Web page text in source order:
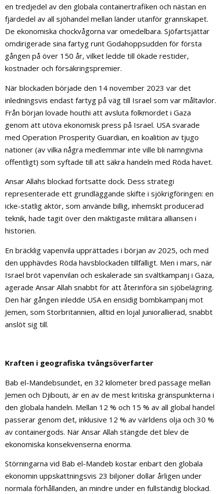
en tredjedel av den globala containertrafiken och nästan en
fjärdedel av all sjöhandel mellan länder utanför grannskapet.
De ekonomiska chockvågorna var omedelbara. Sjöfartsjättar
omdirigerade sina fartyg runt Godahoppsudden för första
gången på över 150 år, vilket ledde till ökade restider,
kostnader och försäkringspremier.
När blockaden började den 14 november 2023 var det
inledningsvis endast fartyg på väg till Israel som var måltavlor.
Från början lovade houthi att avsluta folkmordet i Gaza
genom att utöva ekonomisk press på Israel. USA svarade
med Operation Prosperity Guardian, en koalition av tjugo
nationer (av vilka några medlemmar inte ville bli namngivna
offentligt) som syftade till att säkra handeln med Röda havet.
Ansar Allahs blockad fortsatte dock. Dess strategi
representerade ett grundläggande skifte i sjökrigföringen: en
icke-statlig aktör, som använde billig, inhemskt producerad
teknik, hade tagit över den mäktigaste militära alliansen i
historien.
En bräcklig vapenvila upprättades i början av 2025, och med
den upphävdes Röda havsblockaden tillfälligt. Men i mars, när
Israel bröt vapenvilan och eskalerade sin svältkampanj i Gaza,
agerade Ansar Allah snabbt för att återinföra sin sjöbelägring.
Den här gången inledde USA en ensidig bombkampanj mot
Jemen, som Storbritannien, alltid en lojal juniorallierad, snabbt
anslöt sig till.
Kraften i geografiska tvångsöverfarter
Bab el-Mandebsundet, en 32 kilometer bred passage mellan
Jemen och Djibouti, är en av de mest kritiska gränspunkterna i
den globala handeln. Mellan 12 % och 15 % av all global handel
passerar genom det, inklusive 12 % av världens olja och 30 %
av containergods. När Ansar Allah stängde det blev de
ekonomiska konsekvenserna enorma.
Störningarna vid Bab el-Mandeb kostar enbart den globala
ekonomin uppskattningsvis 23 biljoner dollar årligen under
normala förhållanden, än mindre under en fullständig blockad.